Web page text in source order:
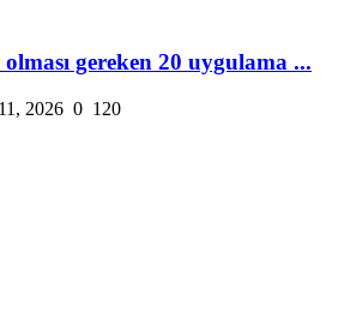
gereken 20 uygulama ...
2026 0 120